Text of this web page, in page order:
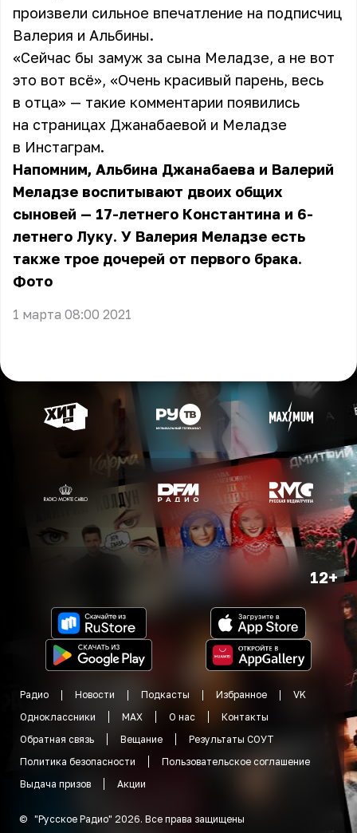
произвели сильное впечатление на подписчиц
Валерия и Альбины.
«Сейчас бы замуж за сына Меладзе, а не вот
это вот всё», «Очень красивый парень, весь
в отца» — такие комментарии появились
на страницах Джанабаевой и Меладзе
в Инстаграм.
Напомним, Альбина Джанабаева и Валерий
Меладзе воспитывают двоих общих
сыновей — 17-летнего Константина и 6-
летнего Луку. У Валерия Меладзе есть
также трое дочерей от первого брака.
Фото
1 марта 08:00 2021
12+
Радио Новости Подкасты Избранное
VK
Одноклассники
MAX О нас
Контакты
Обратная связь
Вещание
Результаты СОУТ
Политика безопасности
Пользовательское соглашение
Выдача призов
Акции
© "Русское Радио" 2026. Все права защищены